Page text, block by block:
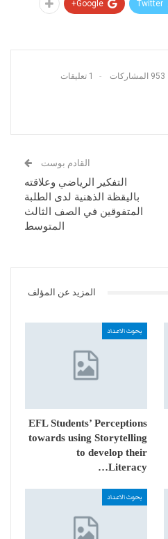
Twitter
Google+
953 المشاركات 1 تعليقات
القادم بوست
التفكير الرياضي وعلاقته
باليقظة الذهنية لدى الطلبة
المتفوقين في الصف الثالث
المتوسط
المزيد عن المؤلف
بحوث الاعداد
EFL Students’ Perceptions
towards using Storytelling
to develop their
Literacy…
بحوث الاعداد